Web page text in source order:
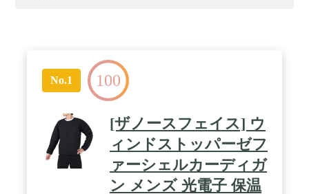
No.1 100
[ザノースフェイス] ウ
ィンドストッパーゼフ
ァーシェルカーディガ
ン メンズ 光電子 保温